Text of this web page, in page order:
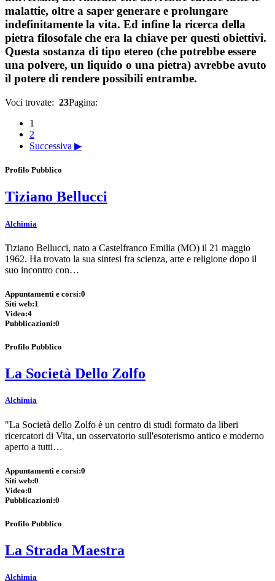
malattie, oltre a saper generare e prolungare
indefinitamente la vita. Ed infine la ricerca della
pietra filosofale che era la chiave per questi obiettivi.
Questa sostanza di tipo etereo (che potrebbe essere
una polvere, un liquido o una pietra) avrebbe avuto
il potere di rendere possibili entrambe.
Voci trovate: 23Pagina:
1
2
Successiva ▶
Profilo Pubblico
Tiziano Bellucci
Alchimia
Tiziano Bellucci, nato a Castelfranco Emilia (MO) il 21 maggio
1962. Ha trovato la sua sintesi fra scienza, arte e religione dopo il
suo incontro con…
Appuntamenti e corsi:0
Siti web:1
Video:4
Pubblicazioni:0
Profilo Pubblico
La Società Dello Zolfo
Alchimia
"La Società dello Zolfo è un centro di studi formato da liberi
ricercatori di Vita, un osservatorio sull'esoterismo antico e moderno
aperto a tutti…
Appuntamenti e corsi:0
Siti web:0
Video:0
Pubblicazioni:0
Profilo Pubblico
La Strada Maestra
Alchimia